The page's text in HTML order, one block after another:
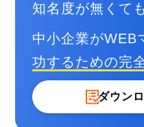
知名度が無くて
中小企業がWEB
功するための完
ダウン